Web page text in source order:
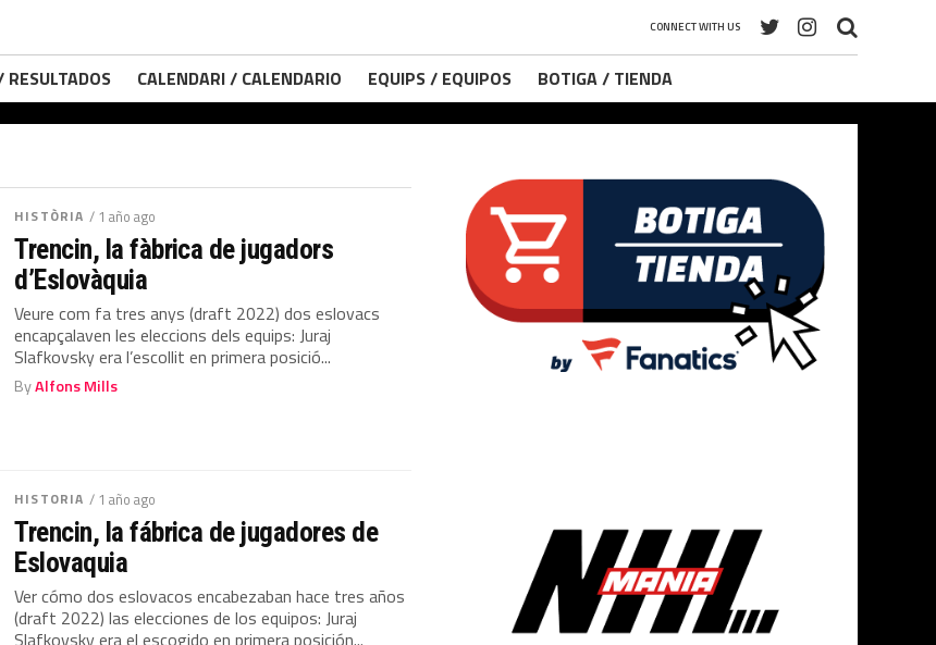
CONNECT WITH US
RESULTADOS CALENDARI / CALENDARIO EQUIPS / EQUIPOS BOTIGA / TIENDA
HISTÒRIA / 1 año ago
Trencin, la fàbrica de jugadors
d’Eslovàquia
Veure com fa tres anys (draft 2022) dos eslovacs
encapçalaven les eleccions dels equips: Juraj
Slafkovsky era l’escollit en primera posició...
ByAlfons Mills
HISTORIA / 1 año ago
Trencin, la fábrica de jugadores de
Eslovaquia
Ver cómo dos eslovacos encabezaban hace tres años
(draft 2022) las elecciones de los equipos: Juraj
Slafkovsky era el escogido en primera posición...